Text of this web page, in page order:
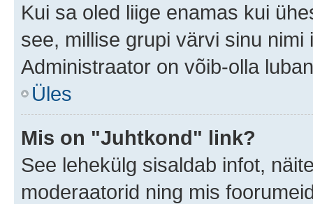
Kui sa oled liige enamas kui
see, millise grupi värvi sinu
Administraator on võib-olla
Üles
Mis on "Juhtkond" link?
See lehekülg sisaldab infot,
moderaatorid ning mis